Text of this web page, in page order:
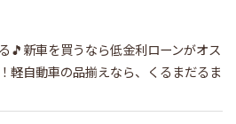
🎵新車を買うなら低金利ローンがオス
軽自動車の品揃えなら、くるまだるま